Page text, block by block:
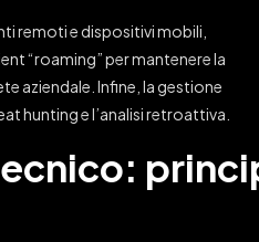
remoti e dispositivi mobili,
“roaming” per mantenere la
aziendale. Infine, la gestione
hunting e l’analisi retroattiva.